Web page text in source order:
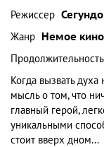
Режиссер
Жанр Немое кино
Продолжительность
Когда вызвать духа
мысль о том, что
главный герой,
уникальными
стоит вверх дном...